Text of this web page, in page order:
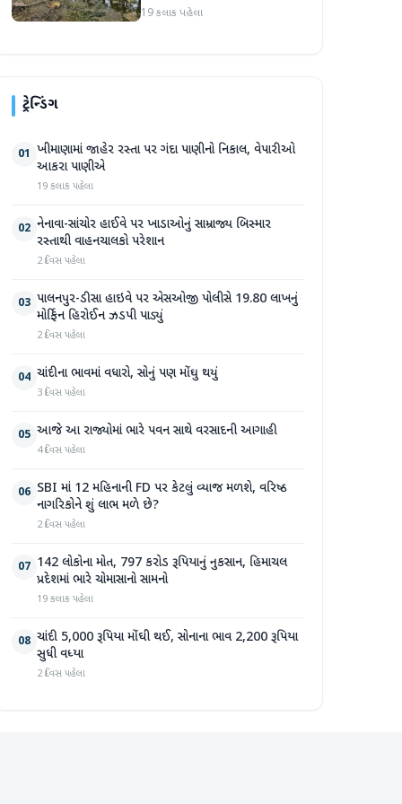
સપ્તાહમાં સેંકડો ભૂંડોના મોત
19 કલાક પહેલા
ટ્રેન્ડિંગ
01 ખીમાણામાં જાહેર રસ્તા પર ગંદા પાણીનો નિકાલ, વેપારીઓ
આકરા પાણીએ
19 કલાક પહેલા
02 નેનાવા-સાંચોર હાઈવે પર ખાડાઓનું સામ્રાજ્ય બિસ્માર
રસ્તાથી વાહનચાલકો પરેશાન
2 દિવસ પહેલા
03 પાલનપુર-ડીસા હાઇવે પર એસઓજી પોલીસે 19.80 લાખનું
મોર્ફિન હિરોઈન ઝડપી પાડ્યું
2 દિવસ પહેલા
04 ચાંદીના ભાવમાં વધારો, સોનું પણ મોંઘુ થયું
3 દિવસ પહેલા
05 આજે આ રાજ્યોમાં ભારે પવન સાથે વરસાદની આગાહી
4 દિવસ પહેલા
06 SBI માં 12 મહિનાની FD પર કેટલું વ્યાજ મળશે, વરિષ્ઠ
નાગરિકોને શું લાભ મળે છે?
2 દિવસ પહેલા
07 142 લોકોના મોત, 797 કરોડ રૂપિયાનું નુકસાન, હિમાચલ
પ્રદેશમાં ભારે ચોમાસાનો સામનો
19 કલાક પહેલા
08 ચાંદી 5,000 રૂપિયા મોંઘી થઈ, સોનાના ભાવ 2,200 રૂપિયા
સુધી વધ્યા
2 દિવસ પહેલા